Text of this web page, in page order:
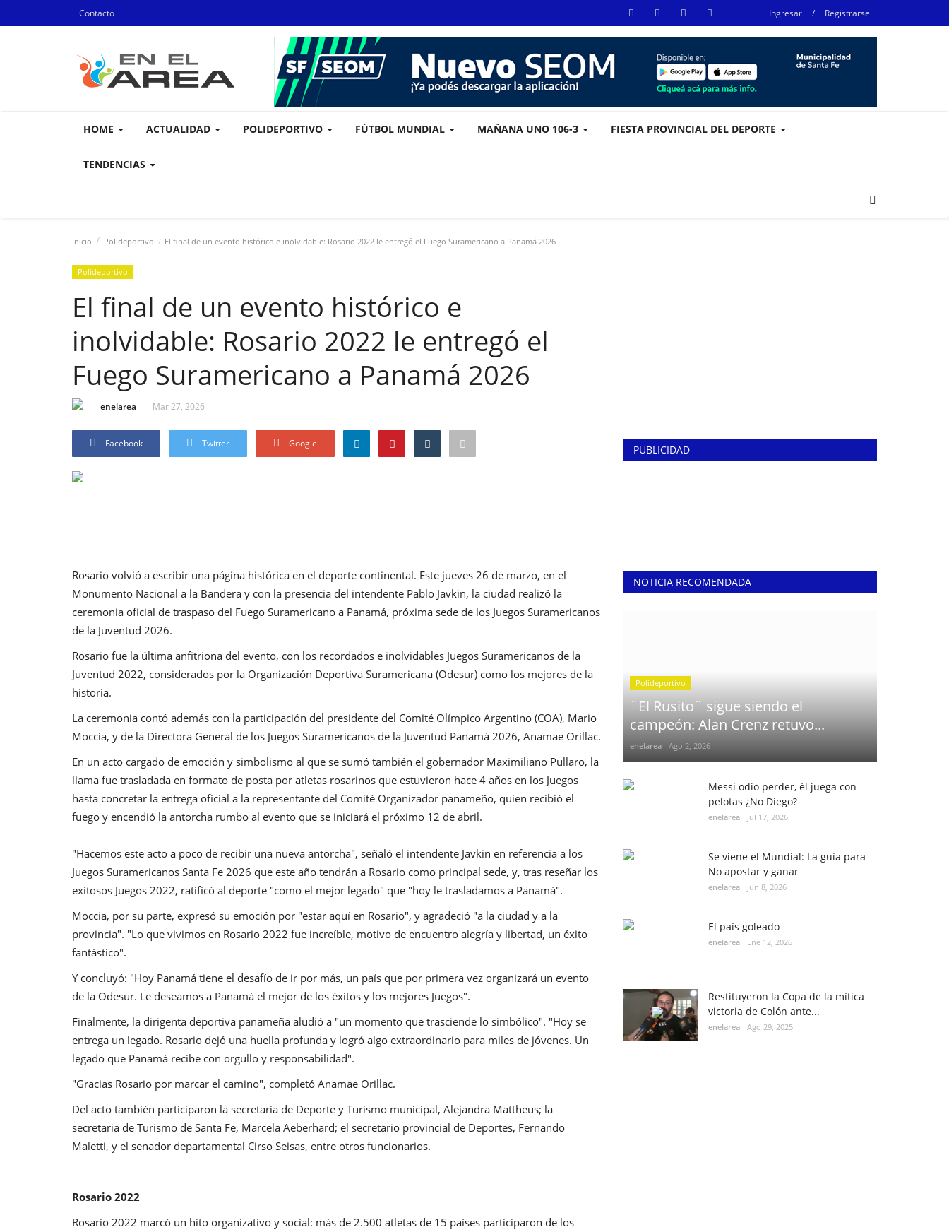
Contacto Ingresar / Registrarse
HOME ACTUALIDAD POLIDEPORTIVO FÚTBOL MUNDIAL MAÑANA UNO 106-3 FIESTA PROVINCIAL DEL DEPORTE
TENDENCIAS
Inicio Polideportivo El final de un evento histórico e inolvidable: Rosario 2022 le entregó el Fuego Suramericano a Panamá 2026
Polideportivo
El final de un evento histórico e
inolvidable: Rosario 2022 le entregó el
Fuego Suramericano a Panamá 2026
enelarea Mar 27, 2026
Facebook Twitter Google
Rosario volvió a escribir una página histórica en el deporte continental. Este jueves 26 de marzo, en el
Monumento Nacional a la Bandera y con la presencia del intendente Pablo Javkin, la ciudad realizó la
ceremonia oficial de traspaso del Fuego Suramericano a Panamá, próxima sede de los Juegos Suramericanos
de la Juventud 2026.
Rosario fue la última anfitriona del evento, con los recordados e inolvidables Juegos Suramericanos de la
Juventud 2022, considerados por la Organización Deportiva Suramericana (Odesur) como los mejores de la
historia.
La ceremonia contó además con la participación del presidente del Comité Olímpico Argentino (COA), Mario
Moccia, y de la Directora General de los Juegos Suramericanos de la Juventud Panamá 2026, Anamae Orillac.
En un acto cargado de emoción y simbolismo al que se sumó también el gobernador Maximiliano Pullaro, la
llama fue trasladada en formato de posta por atletas rosarinos que estuvieron hace 4 años en los Juegos
hasta concretar la entrega oficial a la representante del Comité Organizador panameño, quien recibió el
fuego y encendió la antorcha rumbo al evento que se iniciará el próximo 12 de abril.
"Hacemos este acto a poco de recibir una nueva antorcha", señaló el intendente Javkin en referencia a los
Juegos Suramericanos Santa Fe 2026 que este año tendrán a Rosario como principal sede, y, tras reseñar los
exitosos Juegos 2022, ratificó al deporte "como el mejor legado" que "hoy le trasladamos a Panamá".
Moccia, por su parte, expresó su emoción por "estar aquí en Rosario", y agradeció "a la ciudad y a la
provincia". "Lo que vivimos en Rosario 2022 fue increíble, motivo de encuentro alegría y libertad, un éxito
fantástico".
Y concluyó: "Hoy Panamá tiene el desafío de ir por más, un país que por primera vez organizará un evento
de la Odesur. Le deseamos a Panamá el mejor de los éxitos y los mejores Juegos".
Finalmente, la dirigenta deportiva panameña aludió a "un momento que trasciende lo simbólico". "Hoy se
entrega un legado. Rosario dejó una huella profunda y logró algo extraordinario para miles de jóvenes. Un
legado que Panamá recibe con orgullo y responsabilidad".
"Gracias Rosario por marcar el camino", completó Anamae Orillac.
Del acto también participaron la secretaria de Deporte y Turismo municipal, Alejandra Mattheus; la
secretaria de Turismo de Santa Fe, Marcela Aeberhard; el secretario provincial de Deportes, Fernando
Maletti, y el senador departamental Cirso Seisas, entre otros funcionarios.
Rosario 2022
Rosario 2022 marcó un hito organizativo y social: más de 2.500 atletas de 15 países participaron de los
PUBLICIDAD
NOTICIA RECOMENDADA
Polideportivo
¨El Rusito¨ sigue siendo el
campeón: Alan Crenz retuvo...
enelarea Ago 2, 2026
Messi odio perder, él juega con
pelotas ¿No Diego?
enelarea Jul 17, 2026
Se viene el Mundial: La guía para
No apostar y ganar
enelarea Jun 8, 2026
El país goleado
enelarea Ene 12, 2026
Restituyeron la Copa de la mítica
victoria de Colón ante...
enelarea Ago 29, 2025